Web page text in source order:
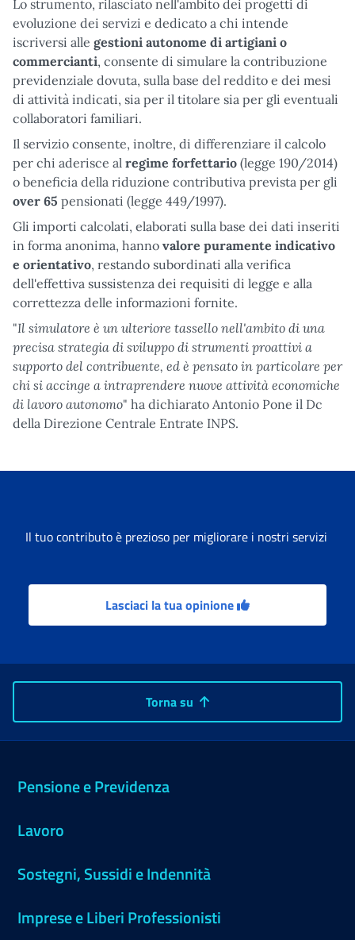
Lo strumento, rilasciato nell'ambito dei progetti di
evoluzione dei servizi e dedicato a chi intende
iscriversi alle gestioni autonome di artigiani o
commercianti, consente di simulare la contribuzione
previdenziale dovuta, sulla base del reddito e dei mesi
di attività indicati, sia per il titolare sia per gli eventuali
collaboratori familiari.
Il servizio consente, inoltre, di differenziare il calcolo
per chi aderisce al regime forfettario (legge 190/2014)
o beneficia della riduzione contributiva prevista per gli
over 65 pensionati (legge 449/1997).
Gli importi calcolati, elaborati sulla base dei dati inseriti
in forma anonima, hanno valore puramente indicativo
e orientativo, restando subordinati alla verifica
dell'effettiva sussistenza dei requisiti di legge e alla
correttezza delle informazioni fornite.
"Il simulatore è un ulteriore tassello nell'ambito di una
precisa strategia di sviluppo di strumenti proattivi a
supporto del contribuente, ed è pensato in particolare per
chi si accinge a intraprendere nuove attività economiche
di lavoro autonomo" ha dichiarato Antonio Pone il Dc
della Direzione Centrale Entrate INPS.
Il tuo contributo è prezioso per migliorare i nostri servizi
Lasciaci la tua opinione
Torna su
Pensione e Previdenza
Lavoro
Sostegni, Sussidi e Indennità
Imprese e Liberi Professionisti